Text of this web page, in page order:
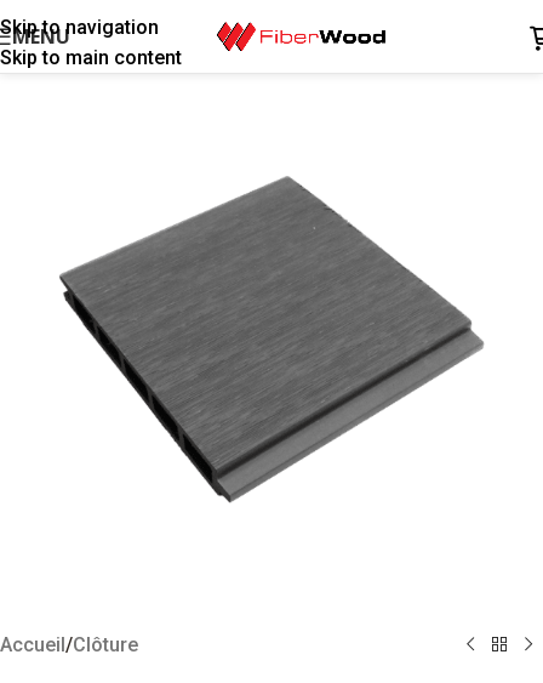
Skip to navigation
Skip to main content
MENU
Accueil/Clôture